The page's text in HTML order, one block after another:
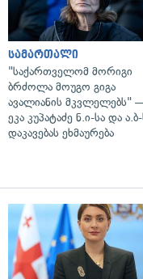
სამართალი
"საქართველომ მორიგი
ბრძოლა მოუგო გიგა
ავალიანის მკვლელებს"
ეკა კუპატაძე ნ.ი-სა და
დაკავებას ეხმაურება